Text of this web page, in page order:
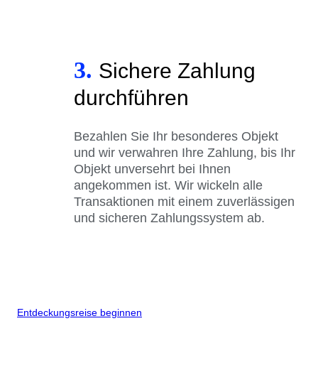
3. Sichere Zahlung
durchführen
Bezahlen Sie Ihr besonderes Objekt
und wir verwahren Ihre Zahlung, bis Ihr
Objekt unversehrt bei Ihnen
angekommen ist. Wir wickeln alle
Transaktionen mit einem zuverlässigen
und sicheren Zahlungssystem ab.
Entdeckungsreise beginnen